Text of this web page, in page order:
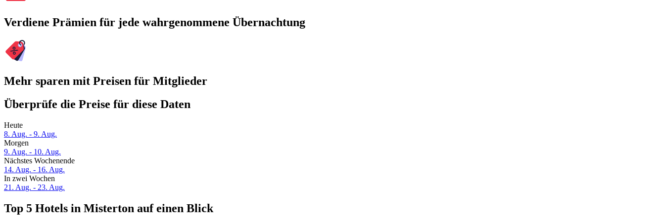
Verdiene Prämien für jede wahrgenommene Übernachtung
Mehr sparen mit Preisen für Mitglieder
Überprüfe die Preise für diese Daten
Heute
8. Aug. - 9. Aug.
Morgen
9. Aug. - 10. Aug.
Nächstes Wochenende
14. Aug. - 16. Aug.
In zwei Wochen
21. Aug. - 23. Aug.
Top 5 Hotels in Misterton auf einen Blick